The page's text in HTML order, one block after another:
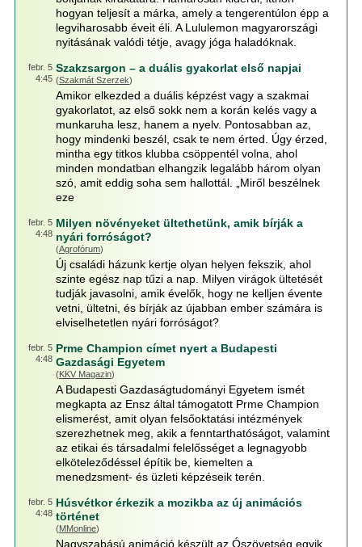
hogyan teljesít a márka, amely a tengerentúlon épp a
legviharosabb éveit éli. A Lululemon magyarországi
nyitásának valódi tétje, avagy jóga haladóknak.
febr. 5
4:45
Szakzsargon – a duális gyakorlat első napjai
(Szakmát Szerzek)
Amikor elkezded a duális képzést vagy a szakmai
gyakorlatot, az első sokk nem a korán kelés vagy a
munkaruha lesz, hanem a nyelv. Pontosabban az,
hogy mindenki beszél, csak te nem érted. Úgy érzed,
mintha egy titkos klubba csöppentél volna, ahol
minden mondatban elhangzik legalább három olyan
szó, amit eddig soha sem hallottál. „Miről beszélnek
eze
febr. 5
4:48
Milyen növényeket ültethetünk, amik bírják a
nyári forróságot?
(Agrofórum)
Új családi házunk kertje olyan helyen fekszik, ahol
szinte egész nap tűzi a nap. Milyen virágok ültetését
tudják javasolni, amik évelők, hogy ne kelljen évente
vetni, ültetni, és bírják az újabban ember számára is
elviselhetetlen nyári forróságot?
febr. 5
4:48
Prme Champion címet nyert a Budapesti
Gazdasági Egyetem
(KKV Magazin)
A Budapesti Gazdaságtudományi Egyetem ismét
megkapta az Ensz által támogatott Prme Champion
elismerést, amit olyan felsőoktatási intézmények
szerezhetnek meg, akik a fenntarthatóságot, valamint
az etikai és társadalmi felelősséget a legnagyobb
elköteleződéssel építik be, kiemelten a
menedzsment- és üzleti képzéseik terén.
febr. 5
4:48
Húsvétkor érkezik a mozikba az új animációs
történet
(MMonline)
Nagyszabású animáció készült az Ószövetség egyik